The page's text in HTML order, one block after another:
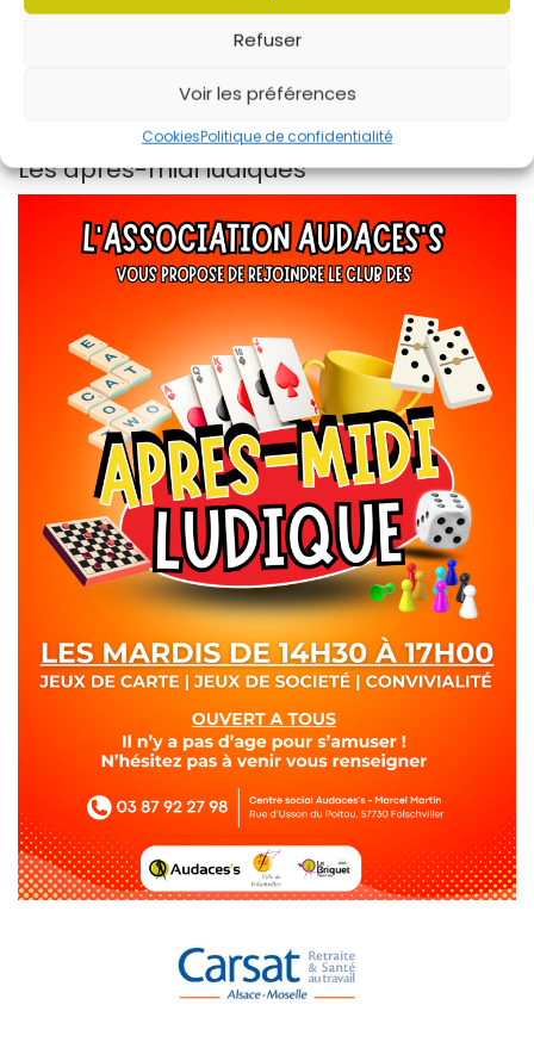
Refuser
Voir les préférences
CookiesPolitique de confidentialité
Les après-midi ludiques